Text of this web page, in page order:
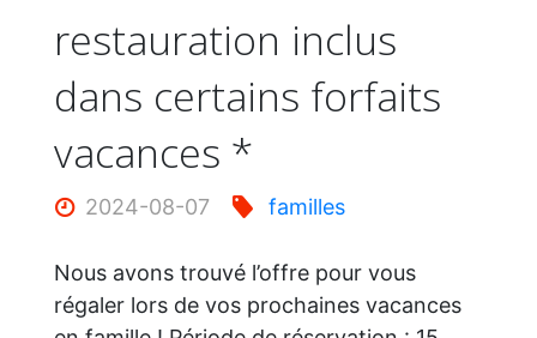
inoubliables
!"
restauration inclus
dans certains forfaits
vacances *
2024-08-07 familles
Nous avons trouvé l’offre pour vous
régaler lors de vos prochaines vacances